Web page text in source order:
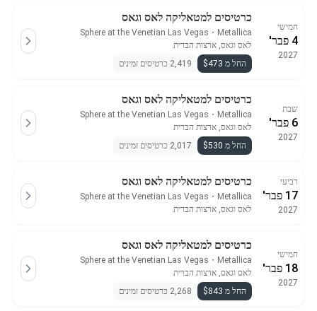
חמישי
4 פבר'
2027
כרטיסים למטאליקה לאס וגאס
Metallica
・
Sphere at the Venetian Las Vegas
לאס וגאס, ארצות הברית
החל מ $473
2,419 כרטיסים זמינים
שבת
6 פבר'
2027
כרטיסים למטאליקה לאס וגאס
Metallica
・
Sphere at the Venetian Las Vegas
לאס וגאס, ארצות הברית
החל מ $530
2,017 כרטיסים זמינים
רביעי
17 פבר'
2027
כרטיסים למטאליקה לאס וגאס
Metallica
・
Sphere at the Venetian Las Vegas
לאס וגאס, ארצות הברית
חמישי
18 פבר'
2027
כרטיסים למטאליקה לאס וגאס
Metallica
・
Sphere at the Venetian Las Vegas
לאס וגאס, ארצות הברית
החל מ $843
2,268 כרטיסים זמינים